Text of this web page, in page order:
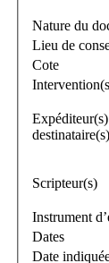
Nature du
Lieu de
Cote
destinataire(s)
Scripteur(s)
Instrument
Dates
Date